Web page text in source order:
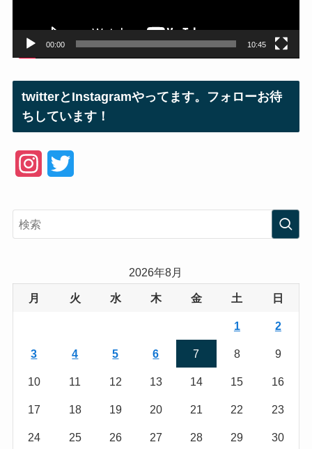
00:00 10:45
twitterとInstagramやってます。フォローお待
ちしています！
e
2026年8月
月 火 水 木 金 土 日
1 2
3 4 5 6 7 8 9
10 11 12 13 14 15 16
17 18 19 20 21 22 23
24 25 26 27 28 29 30